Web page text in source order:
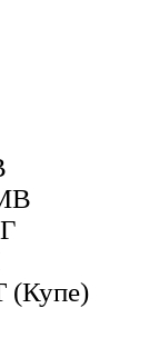
(Купе)